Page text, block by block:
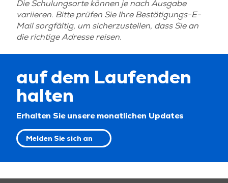
Die Schulungsorte können je nach Ausgabe
variieren. Bitte prüfen Sie Ihre Bestätigungs-E-
Mail sorgfältig, um sicherzustellen, dass Sie an
die richtige Adresse reisen.
auf dem Laufenden
halten
Erhalten Sie unsere monatlichen Updates
Melden Sie sich an